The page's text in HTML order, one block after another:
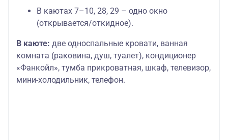
В каютах 7–10, 28, 29 – одно окно
(открывается/откидное).
В каюте: две односпальные кровати, ванная
комната (раковина, душ, туалет), кондиционер
«Фанкойл», тумба прикроватная, шкаф, телевизор,
мини-холодильник, телефон.